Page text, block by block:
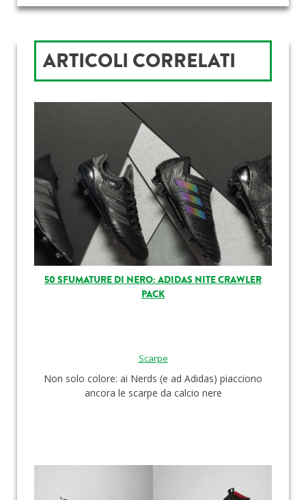
ARTICOLI CORRELATI
50 SFUMATURE DI NERO: ADIDAS NITE CRAWLER
PACK
Scarpe
Non solo colore: ai Nerds (e ad Adidas) piacciono
ancora le scarpe da calcio nere